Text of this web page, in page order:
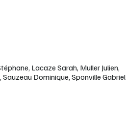
Lacaze Sarah, Muller Julien,
Sauzeau Dominique, Sponville Gabriel